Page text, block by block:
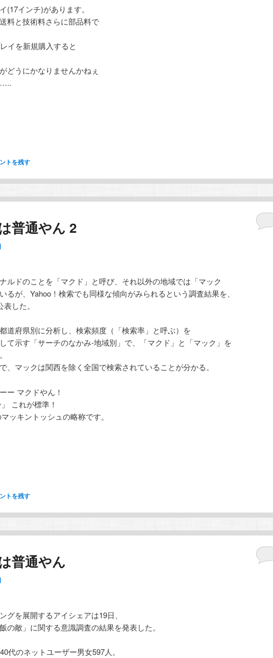
(17インチ)があります。
料と技術料さらに部品料で
イを新規購入すると
どうにかなりませんかねぇ
…..
トを残す
普通やん 2
ルドのことを「マクド」と呼び、それ以外の地域では「マック
るが、Yahoo！検索でも同様な傾向がみられるという調査結果を、
した。
道府県別に分析し、検索頻度（「検索率」と呼ぶ）を
て示す「サーチのなかみ-地域別」で、「マクド」と「マック」を
、マックは関西を除く全国で検索されていることが分かる。
ー マクドやん！
これが標準！
ッキントッシュの略称です。
トを残す
普通やん
グを展開するアイシェアは19日、
の敵」に関する意識調査の結果を発表した。
代のネットユーザー男女597人。